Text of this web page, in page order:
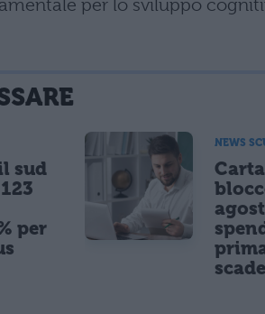
per lo sviluppo
sud
per
NEWS